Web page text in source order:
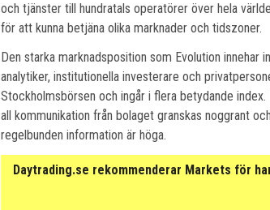
och tjänster till hundratals operatörer över hela
för att kunna betjäna olika marknader och tidszoner.
Den starka marknadsposition som Evolution
analytiker, institutionella investerare och
Stockholmsbörsen och ingår i flera betydande
all kommunikation från bolaget granskas noggrant
regelbunden information är höga.
Daytrading.se rekommenderar Markets för